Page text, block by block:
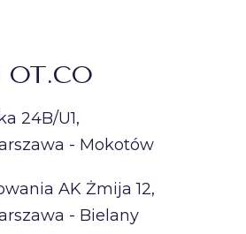
24B/U1,
- Mokotów
AK Żmija 12,
- Bielany